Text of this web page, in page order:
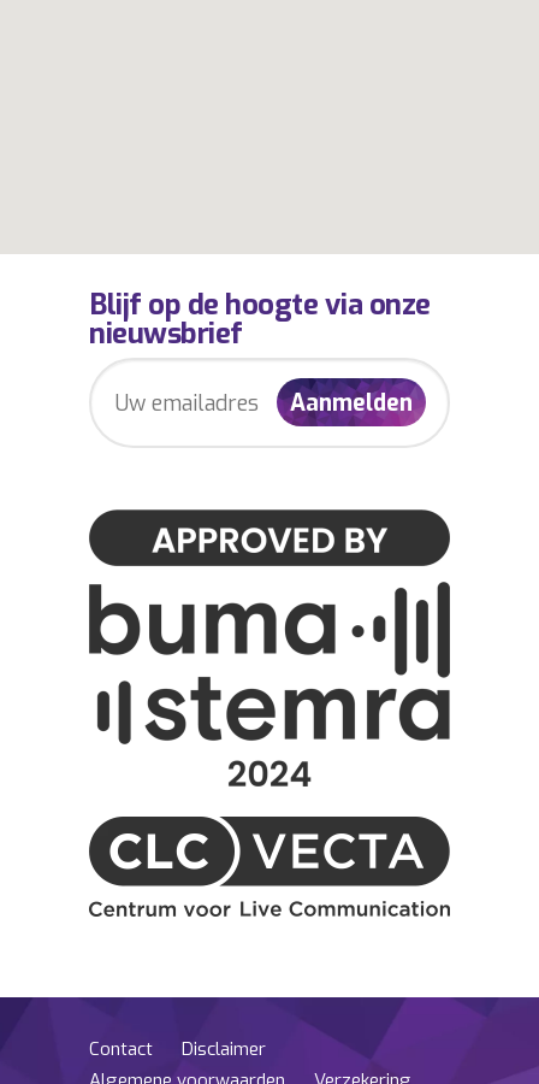
Blijf op de hoogte via onze
nieuwsbrief
Contact
Disclaimer